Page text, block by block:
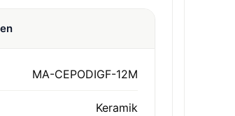
MA-CEPODIGF-12M
Keramik